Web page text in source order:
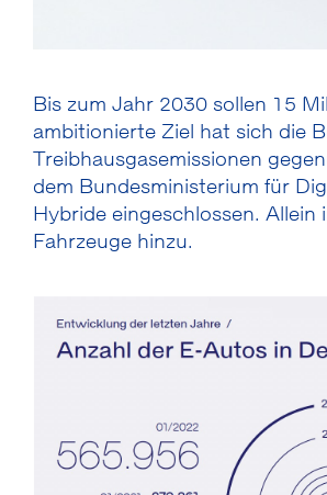
Bis zum Jahr 2030 sollen 15
ambitionierte Ziel hat sich die
Treibhausgasemissionen
dem Bundesministerium für
Hybride eingeschlossen.
Fahrzeuge hinzu.